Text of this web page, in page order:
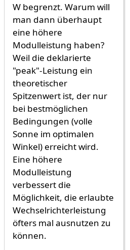
W begrenzt. Warum will
man dann überhaupt
eine höhere
Modulleistung haben?
Weil die deklarierte
"peak"-Leistung ein
theoretischer
Spitzenwert ist, der nur
bei bestmöglichen
Bedingungen (volle
Sonne im optimalen
Winkel) erreicht wird.
Eine höhere
Modulleistung
verbessert die
Möglichkeit, die erlaubte
Wechselrichterleistung
öfters mal ausnutzen zu
können.